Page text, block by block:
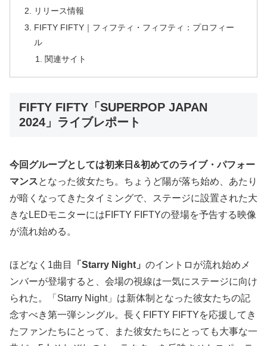
リリース情報
FIFTY FIFTY｜フィフティ・フィフティ：プロフィー
ル
関連サイト
FIFTY FIFTY「SUPERPOP JAPAN
2024」ライブレポート
今回グループとしては初来日&初めてのライブ・パフォー
マンスとなった彼女たち。ちょうど陽が落ち始め、あたり
が暗くなってきたタイミングで、ステージに設置された大
きなLEDモニターにはFIFTY FIFTYの登場を予告する映像
が流れ始める。
ほどなく1曲目 「Starry Night」 のイントロが流れ始めメ
ンバーが登場すると、会場の視線は一気にステージに向け
られた。「Starry Night」は新体制となった彼女たちの記
念すべき第一弾シングル。長くFIFTY FIFTYを応援してき
たファンたちにとって、また彼女たちにとっても大事な一